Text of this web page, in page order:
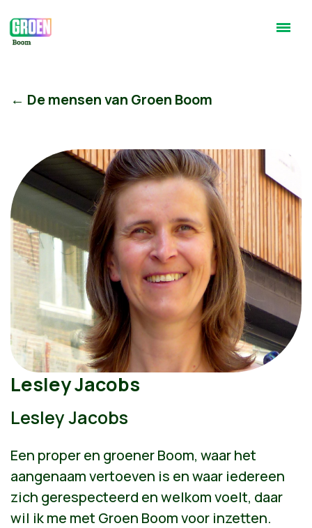
← De mensen van Groen Boom
Lesley Jacobs
Lesley Jacobs
Een proper en groener Boom, waar het
aangenaam vertoeven is en waar iedereen
zich gerespecteerd en welkom voelt, daar
wil ik me met Groen Boom voor inzetten.